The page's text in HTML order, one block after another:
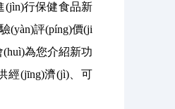
(jìn)行保健食品新
(yàn)評(píng)價(ji
會(huì)為您介紹新功
經(jīng)濟(jì)、可